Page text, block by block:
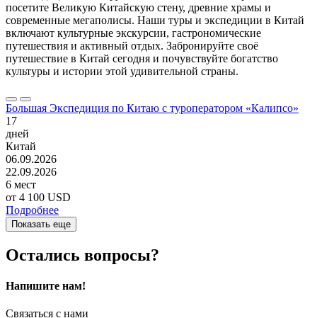
посетите Великую Китайскую стену, древние храмы и
современные мегаполисы. Наши туры и экспедиции в Китай
включают культурные экскурсии, гастрономические
путешествия и активный отдых. Забронируйте своё
путешествие в Китай сегодня и почувствуйте богатство
культуры и истории этой удивительной страны.
Большая Экспедиция по Китаю с туроператором «Калипсо»
17
дней
Китай
06.09.2026
22.09.2026
6 мест
от 4 100 USD
Подробнее
Показать еще
Остались вопросы?
Напишите нам!
Связаться с нами